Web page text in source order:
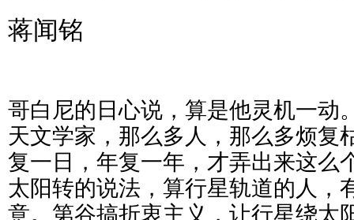
蒋闻铭
哥白尼的日心说，算是他灵机一动
天文学家，那么多人，那么多烦复
复一日，年复一年，才弄出来这么
太阳转的说法，算行星轨道的人，
意。第谷搞折衷主义，让行星绕太